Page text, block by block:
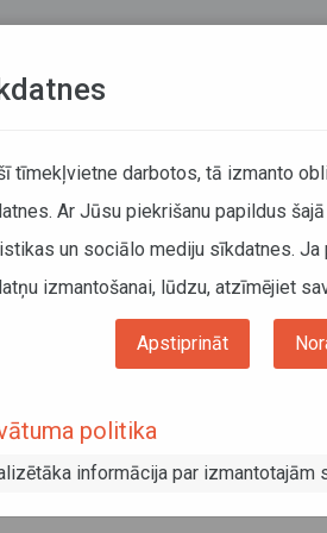
2015
Republikas valdības un Lihtenšteinas
tīmekļvietne darbotos, tā izmanto
Ar Jūsu piekrišanu papildus
un sociālo mediju sīkdatnes. Ja
izmantošanai, lūdzu, atzīmējiet
Apstiprināt
politika
informācija par izmantotajām